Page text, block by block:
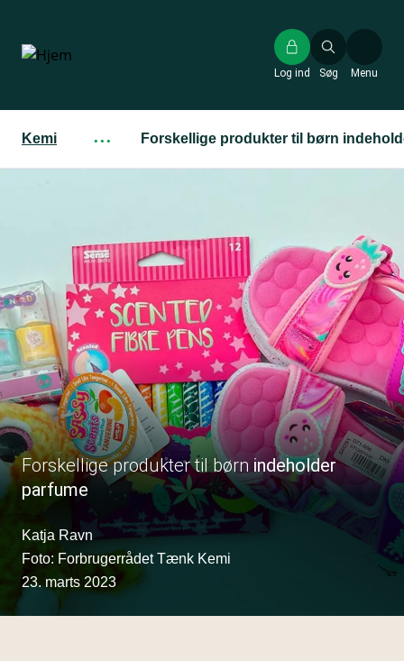
hovedindhold
Søg
Log ind Menu
Kemi ··· Forskellige produkter til børn
Forskellige produkter til børnindeholder
parfume
Katja Ravn
Foto: Forbrugerrådet Tænk Kemi
23. marts 2023